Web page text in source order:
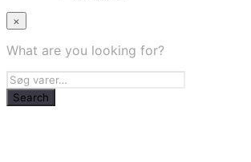
×
What are you looking for?